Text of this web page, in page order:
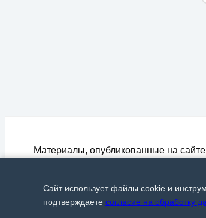
Материалы, опубликованные на сайте
Discover24.ruобязательна.©
Сайт использует файлы cookie и
подтверждаете согласие на обработку